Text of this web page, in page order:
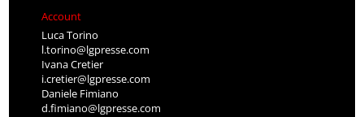
Account
Luca Torino
l.torino@lgpresse.com
Ivana Cretier
i.cretier@lgpresse.com
Daniele Fimiano
d.fimiano@lgpresse.com